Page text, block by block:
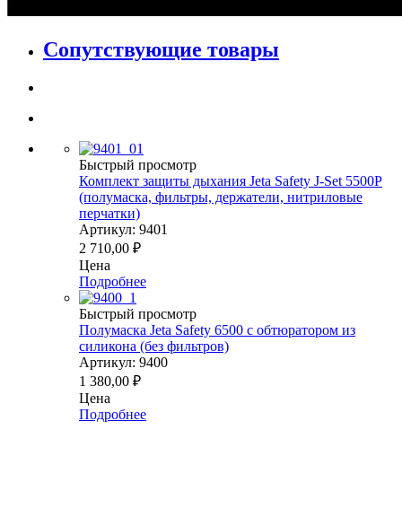
Сопутствующие товары
Быстрый просмотр
Комплект защиты дыхания Jeta Safety J-Set 5500P
(полумаска, фильтры, держатели, нитриловые
перчатки)
Артикул: 9401
2 710,00 ₽
Цена
Подробнее
Быстрый просмотр
Полумаска Jeta Safety 6500 с обтюратором из
силикона (без фильтров)
Артикул: 9400
1 380,00 ₽
Цена
Подробнее